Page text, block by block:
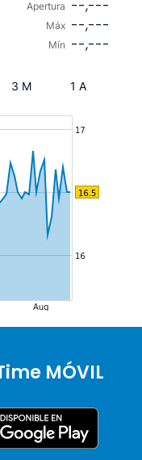
Apertura --,---
Máx --,---
Mín --,---
3 M 1 A
MÓVIL